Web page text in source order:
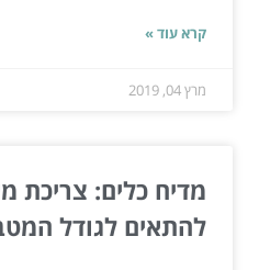
קרא עוד »
מרץ 04, 2019
מדיח כלים: צריכת
להתאים לגודל